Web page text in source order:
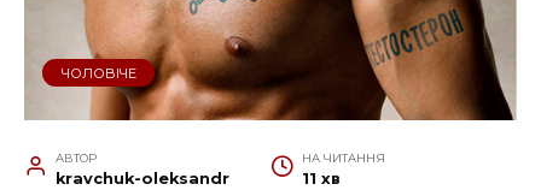
ЧОЛОВІЧЕ
АВТОР
kravchuk-oleksandr
НА ЧИТАННЯ
11 хв